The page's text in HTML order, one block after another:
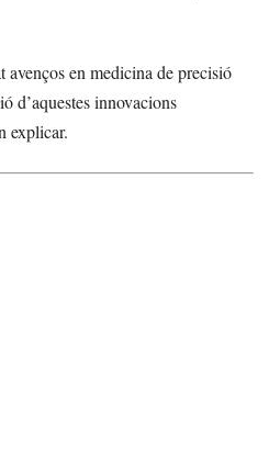
avenços en medicina de precisió
d’aquestes innovacions
explicar.